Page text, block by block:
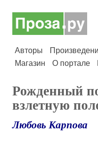
Авторы
Магазин
О портале
Рожденный
взлетную
Любовь Карпова